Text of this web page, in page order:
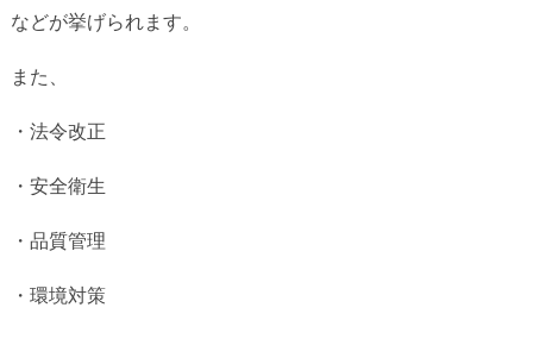
などが挙げられます。
また、
・法令改正
・安全衛生
・品質管理
・環境対策